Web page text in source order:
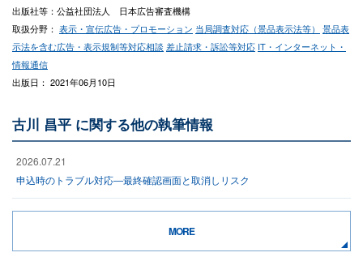
出版社等：公益社団法人 日本広告審査機構
取扱分野： 表示・宣伝広告・プロモーション 当局調査対応（景品表示法等）
景品表
示法を含む広告・表示規制等対応相談差止請求・訴訟等対応 IT・インターネット・
情報通信
出版日： 2021年06月10日
古川 昌平 に関する他の執筆情報
2026.07.21
申込時のトラブル対応―最終確認画面と取消しリスク
MORE